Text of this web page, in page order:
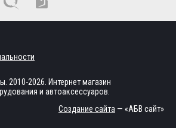
2010-2026. Интернет магазин
и автоаксессуаров.
Создание сайта — «АБВ сайт»